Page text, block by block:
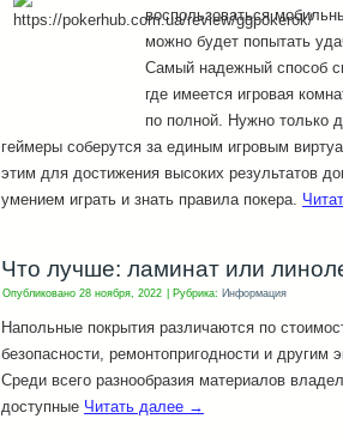
воспользоваться
можно будет попытать
Самый надежный способ
где имеется игровая
по полной. Нужно только
геймеры соберутся за единым игровым
этим для достижения высоких результатов
умением играть и знать правила покера.
Что лучше: ламинат или
Опубликовано 28 ноября, 2022 Рубрика: Информация
Напольные покрытия различаются по
безопасности, ремонтопригодности и другим
Среди всего разнообразия материалов
доступные Читать далее →